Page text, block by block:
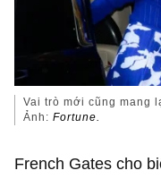
Vai trò mới cũng mang
Ảnh:Fortune.
French Gates cho